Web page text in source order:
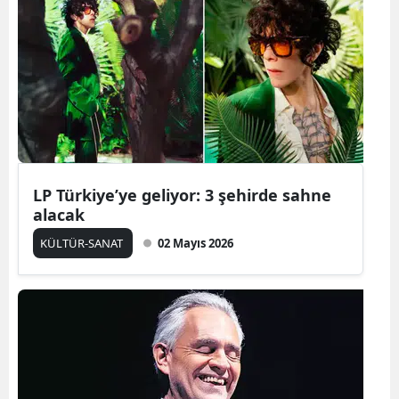
Samsun
Siirt
Sinop
Sivas
Trabzon
Tunceli
Şanlıurfa
Uşak
Van
LP Türkiye’ye geliyor: 3 şehirde sahne
alacak
KÜLTÜR-SANAT 02 Mayıs 2026